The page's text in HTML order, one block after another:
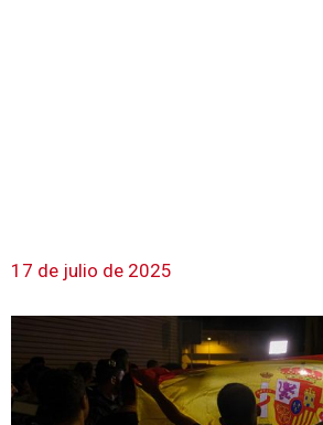
17 de julio de 2025